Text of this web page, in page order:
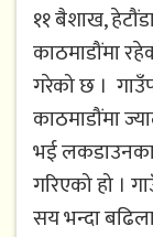
११ बैशाख,
काठमाडौंमा
गरेको छ ।
काठमाडौंमा
भई
गरिएको हो ।
सय भन्दा